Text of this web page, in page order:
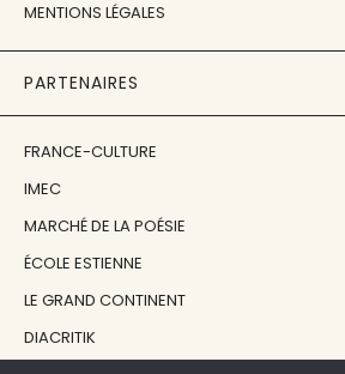
MENTIONS LÉGALES
PARTENAIRES
FRANCE-CULTURE
IMEC
MARCHÉ DE LA POÉSIE
ÉCOLE ESTIENNE
LE GRAND CONTINENT
DIACRITIK